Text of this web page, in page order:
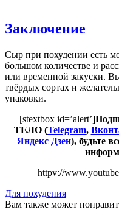
Заключение
Сыр при похудении есть
большом количестве и
или временной закуски.
твёрдых сортах и
упаковки.
[stextbox id=’alert’]
ТЕЛО (Telegram,
Яндекс Дзен), будьте
httpv://
Для похудения
Вам также может